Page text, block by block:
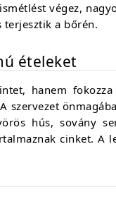
végez,
terjesztik a bőrén.
ételeket
hanem
szervezet
hús, sovány
cinket. A